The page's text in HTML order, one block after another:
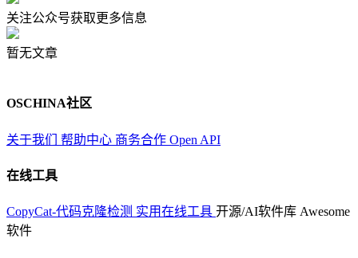
关注公众号获取更多信息
暂无文章
OSCHINA社区
关于我们 帮助中心 商务合作 Open API
在线工具
CopyCat-代码克隆检测 实用在线工具 开源/AI软件库 Awesome
软件